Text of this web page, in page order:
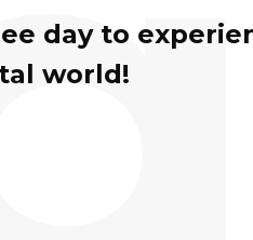
day to
world!